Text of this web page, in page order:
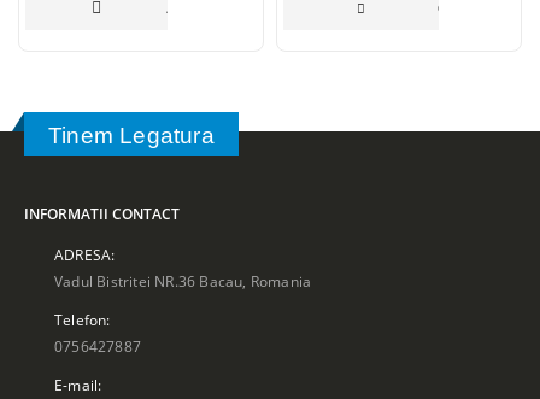
ADAUGĂ ÎN COȘ CITEȘTE MAI
Tinem Legatura
INFORMATII CONTACT
ADRESA:
Vadul Bistritei NR.36 Bacau, Romania
Telefon:
0756427887
E-mail: